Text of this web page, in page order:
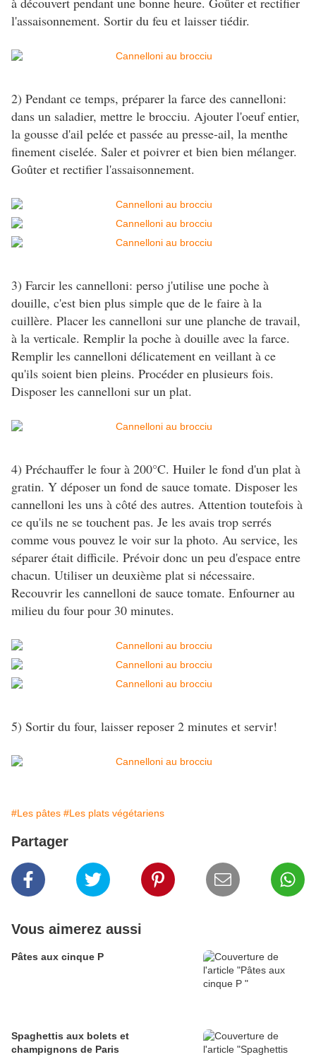
l'assaisonnement. Sortir du feu et laisser tiédir.
2) Pendant ce temps, préparer la farce des cannelloni:
dans un saladier, mettre le brocciu. Ajouter l'oeuf entier,
la gousse d'ail pelée et passée au presse-ail, la menthe
finement ciselée. Saler et poivrer et bien bien mélanger.
Goûter et rectifier l'assaisonnement.
3) Farcir les cannelloni: perso j'utilise une poche à
douille, c'est bien plus simple que de le faire à la
cuillère. Placer les cannelloni sur une planche de travail,
à la verticale. Remplir la poche à douille avec la farce.
Remplir les cannelloni délicatement en veillant à ce
qu'ils soient bien pleins. Procéder en plusieurs fois.
Disposer les cannelloni sur un plat.
4) Préchauffer le four à 200°C. Huiler le fond d'un plat à
gratin. Y déposer un fond de sauce tomate. Disposer les
cannelloni les uns à côté des autres. Attention toutefois à
ce qu'ils ne se touchent pas. Je les avais trop serrés
comme vous pouvez le voir sur la photo. Au service, les
séparer était difficile. Prévoir donc un peu d'espace entre
chacun. Utiliser un deuxième plat si nécessaire.
Recouvrir les cannelloni de sauce tomate. Enfourner au
milieu du four pour 30 minutes.
5) Sortir du four, laisser reposer 2 minutes et servir!
#Les pâtes #Les plats végétariens
Partager
Vous aimerez aussi
Pâtes aux cinque P
Spaghettis aux bolets et
champignons de Paris